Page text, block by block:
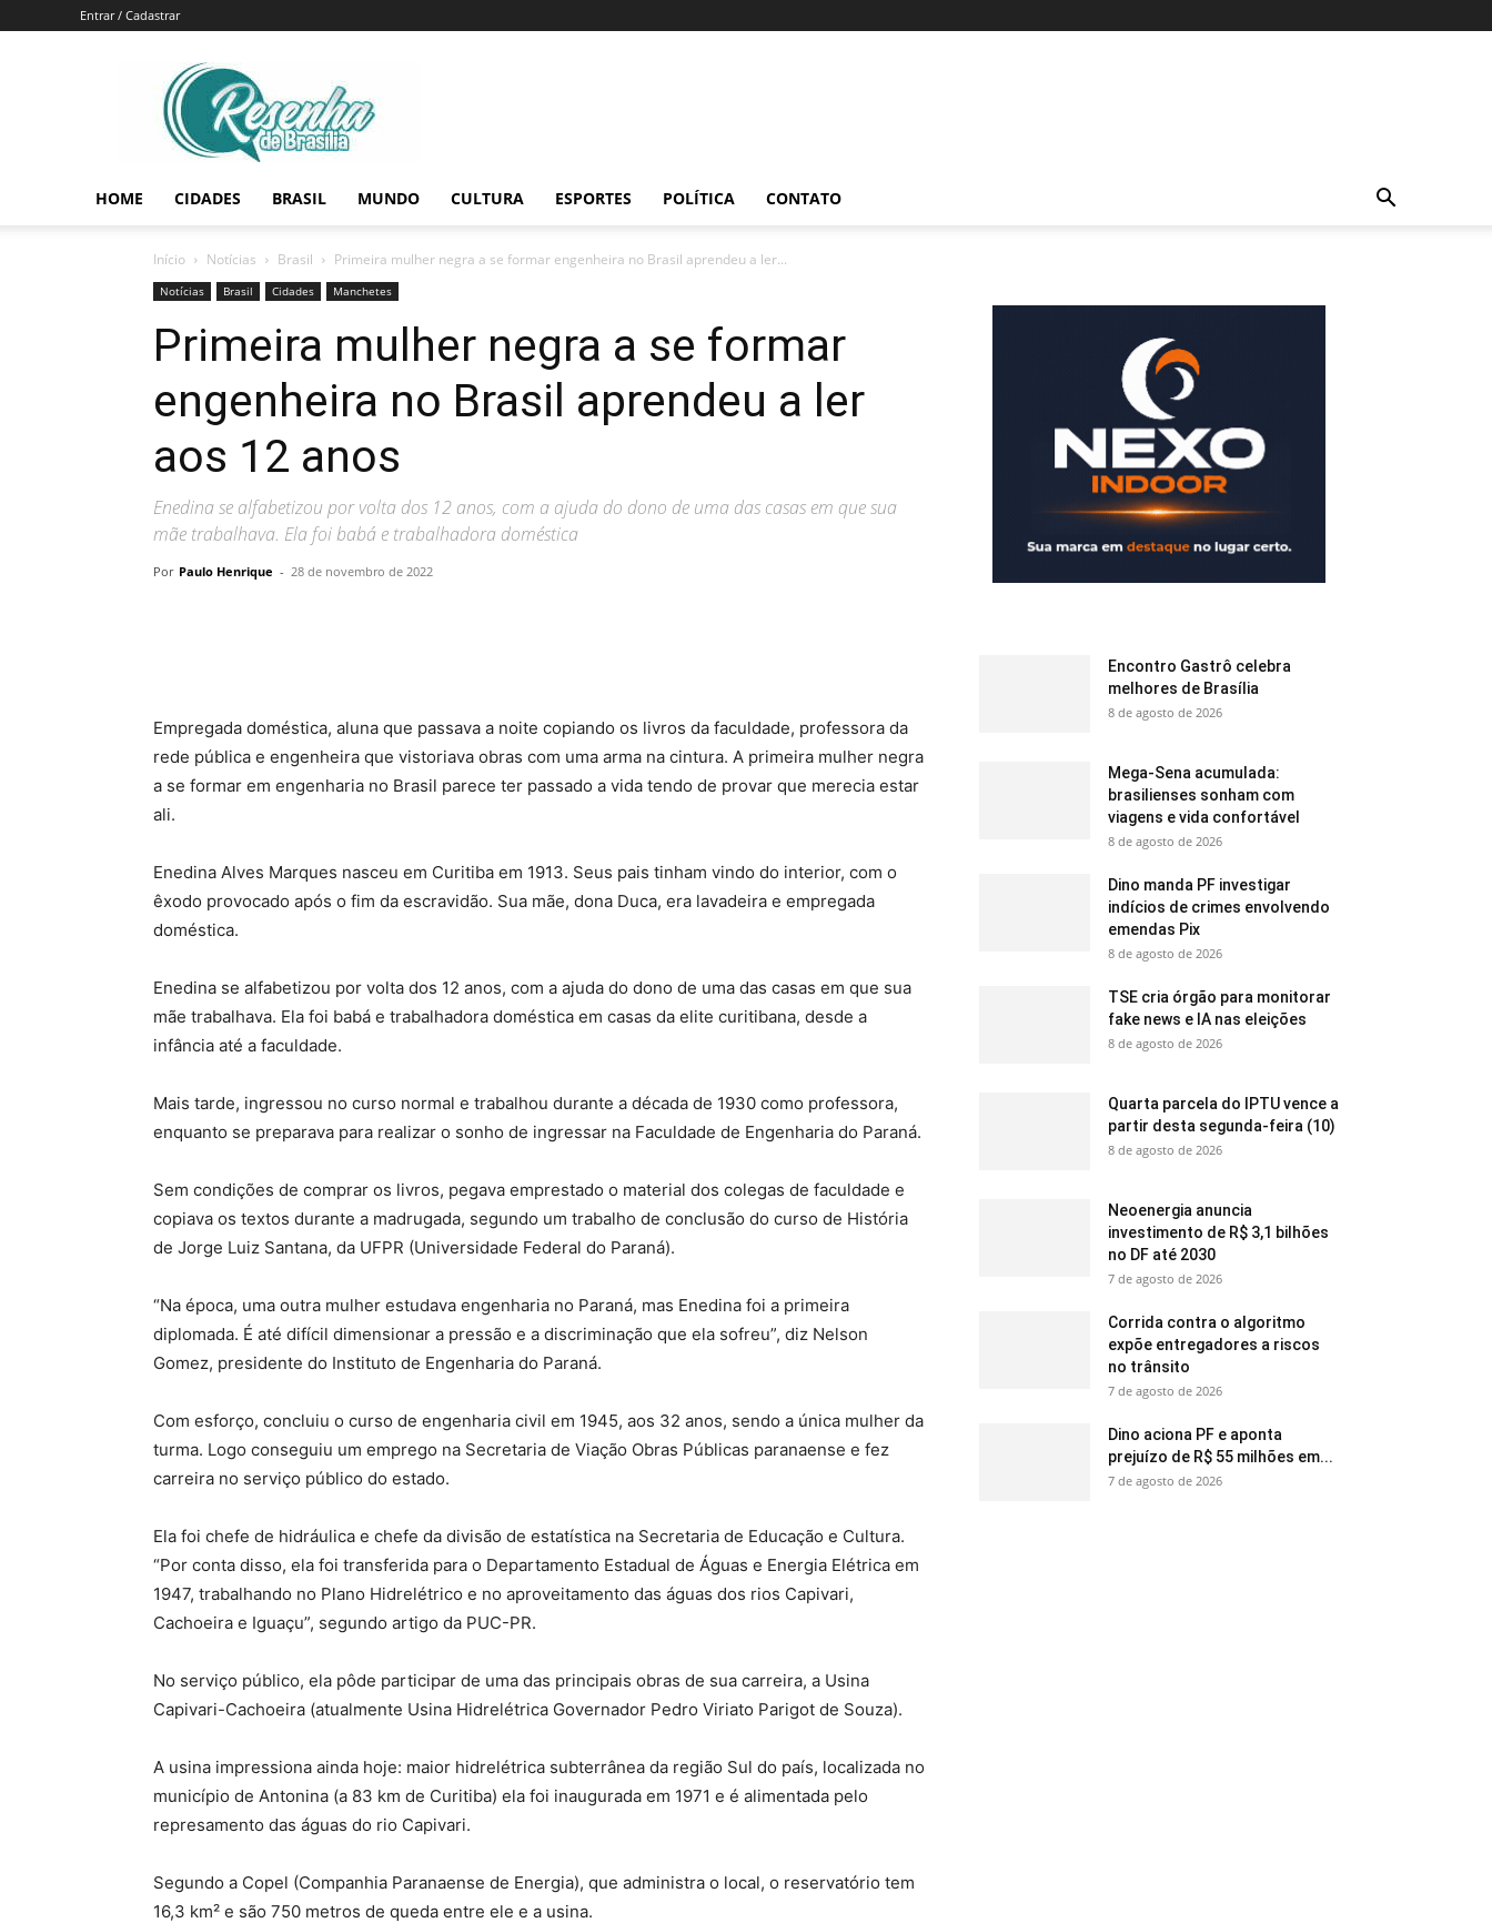
Entrar / Cadastrar
de
Brasília
HOME CIDADES BRASIL MUNDO CULTURA ESPORTES POLÍTICA CONTATO
Início Notícias Brasil Primeira mulher negra a se formar engenheira no Brasil aprendeu a ler...
Notícias Brasil Cidades Manchetes
Primeira mulher negra a se formar
engenheira no Brasil aprendeu a ler
aos 12 anos
Enedina se alfabetizou por volta dos 12 anos, com a ajuda do dono de uma das casas em que sua
mãe trabalhava. Ela foi babá e trabalhadora doméstica
Por Paulo Henrique - 28 de novembro de 2022
Empregada doméstica, aluna que passava a noite copiando os livros da faculdade, professora da
rede pública e engenheira que vistoriava obras com uma arma na cintura. A primeira mulher negra
a se formar em engenharia no Brasil parece ter passado a vida tendo de provar que merecia estar
ali.
Enedina Alves Marques nasceu em Curitiba em 1913. Seus pais tinham vindo do interior, com o
êxodo provocado após o fim da escravidão. Sua mãe, dona Duca, era lavadeira e empregada
doméstica.
Enedina se alfabetizou por volta dos 12 anos, com a ajuda do dono de uma das casas em que sua
mãe trabalhava. Ela foi babá e trabalhadora doméstica em casas da elite curitibana, desde a
infância até a faculdade.
Mais tarde, ingressou no curso normal e trabalhou durante a década de 1930 como professora,
enquanto se preparava para realizar o sonho de ingressar na Faculdade de Engenharia do Paraná.
Sem condições de comprar os livros, pegava emprestado o material dos colegas de faculdade e
copiava os textos durante a madrugada, segundo um trabalho de conclusão do curso de História
de Jorge Luiz Santana, da UFPR (Universidade Federal do Paraná).
“Na época, uma outra mulher estudava engenharia no Paraná, mas Enedina foi a primeira
diplomada. É até difícil dimensionar a pressão e a discriminação que ela sofreu”, diz Nelson
Gomez, presidente do Instituto de Engenharia do Paraná.
Com esforço, concluiu o curso de engenharia civil em 1945, aos 32 anos, sendo a única mulher da
turma. Logo conseguiu um emprego na Secretaria de Viação Obras Públicas paranaense e fez
carreira no serviço público do estado.
Ela foi chefe de hidráulica e chefe da divisão de estatística na Secretaria de Educação e Cultura.
“Por conta disso, ela foi transferida para o Departamento Estadual de Águas e Energia Elétrica em
1947, trabalhando no Plano Hidrelétrico e no aproveitamento das águas dos rios Capivari,
Cachoeira e Iguaçu”, segundo artigo da PUC-PR.
No serviço público, ela pôde participar de uma das principais obras de sua carreira, a Usina
Capivari-Cachoeira (atualmente Usina Hidrelétrica Governador Pedro Viriato Parigot de Souza).
A usina impressiona ainda hoje: maior hidrelétrica subterrânea da região Sul do país, localizada no
município de Antonina (a 83 km de Curitiba) ela foi inaugurada em 1971 e é alimentada pelo
represamento das águas do rio Capivari.
Segundo a Copel (Companhia Paranaense de Energia), que administra o local, o reservatório tem
16,3 km² e são 750 metros de queda entre ele e a usina.
Encontro Gastrô celebra
melhores de Brasília
8 de agosto de 2026
Mega-Sena acumulada:
brasilienses sonham com
viagens e vida confortável
8 de agosto de 2026
Dino manda PF investigar
indícios de crimes envolvendo
emendas Pix
8 de agosto de 2026
TSE cria órgão para monitorar
fake news e IA nas eleições
8 de agosto de 2026
Quarta parcela do IPTU vence a
partir desta segunda-feira (10)
8 de agosto de 2026
Neoenergia anuncia
investimento de R$ 3,1 bilhões
no DF até 2030
7 de agosto de 2026
Corrida contra o algoritmo
expõe entregadores a riscos
no trânsito
7 de agosto de 2026
Dino aciona PF e aponta
prejuízo de R$ 55 milhões em...
7 de agosto de 2026